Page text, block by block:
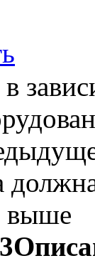
выше